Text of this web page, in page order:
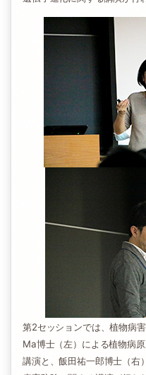
第2セッションでは、植物病
Ma博士（左）による植物病
講演と、飯田祐一郎博士（右